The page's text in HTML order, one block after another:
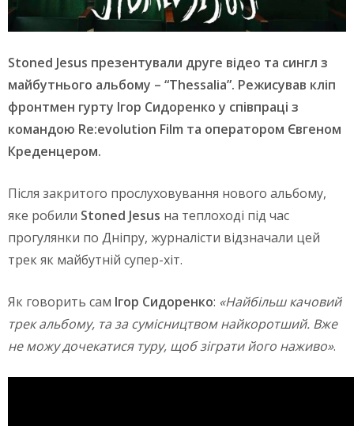
Stoned Jesus презентували друге відео та сингл з
майбутнього альбому – “Thessalia”. Режисував кліп
фронтмен гурту Ігор Сидоренко у співпраці з
командою Re:evolution Film та оператором Євгеном
Креденцером.
Після закритого прослуховування нового альбому,
яке робили Stoned Jesus на теплоході під час
прогулянки по Дніпру, журналісти відзначали цей
трек як майбутній супер-хіт.
Як говорить сам Ігор Сидоренко: «Найбільш качовий
трек альбому, та за сумісництвом найкоротший. Вже
не можу дочекатися туру, щоб зіграти його наживо».